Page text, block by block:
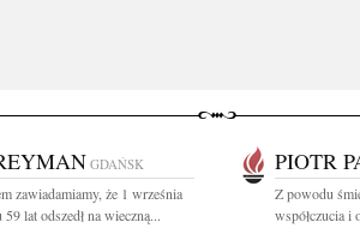
GDAŃSK
zawiadamiamy, że 1 września
lat odszedł na wieczną...
PIOTR
Z powodu
współczucia i